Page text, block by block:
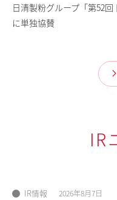
日清製粉グループ 「第52
に単独協賛
IR
IR情報 2026年8月7日